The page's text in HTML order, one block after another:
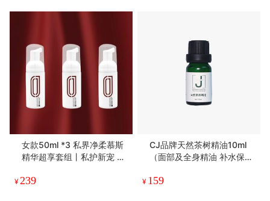
女款50ml *3 私界净柔慕斯
精华超享套组丨私护新宠 屏
¥239
CJ品牌天然茶树精油10ml
（面部及全身精油 补水保湿
¥ 159